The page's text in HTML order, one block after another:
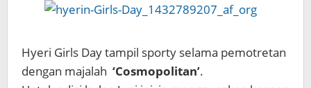
Hyeri Girls Day tampil sporty selama pemotretan
dengan majalah ‘Cosmopolitan’.